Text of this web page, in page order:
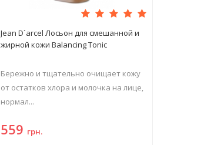
Jean D`arcel Лосьон для смешанной и
жирной кожи Balancing Tonic
Бережно и тщательно очищает кожу
от остатков хлора и молочка на лице,
нормал...
559 грн.